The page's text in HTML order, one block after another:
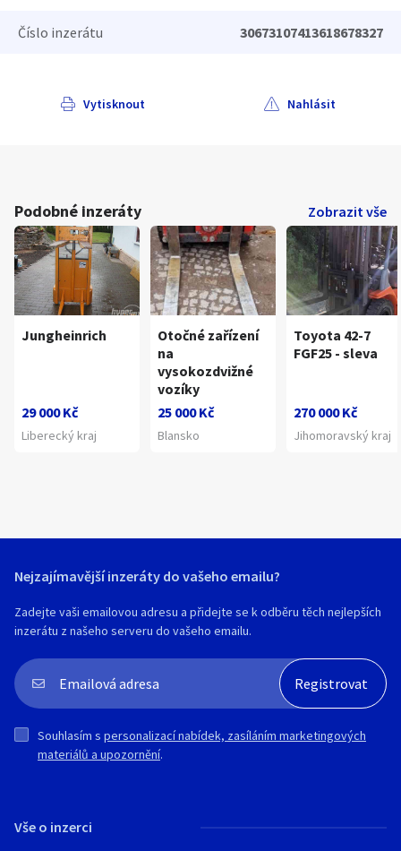
Číslo inzerátu 30673107413618678327
Vytisknout Nahlásit
Podobné inzeráty Zobrazit vše
Jungheinrich
29 000 Kč
Liberecký kraj
Otočné zařízení
na
vysokozdvižné
vozíky
25 000 Kč
Blansko
Toyota 42-7
FGF25 - sleva
270 000 Kč
Jihomoravský kraj
Vše o inzerci
Nejzajímavější inzeráty do vašeho emailu?
Zadejte vaši emailovou adresu a přidejte se k odběru těch nejlepších
inzerátu z našeho serveru do vašeho emailu.
Souhlasím s personalizací nabídek, zasíláním marketingových
materiálů a upozornění.